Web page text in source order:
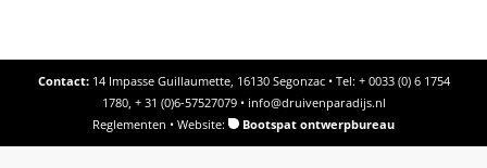
Contact:14 Impasse Guillaumette, 16130 Segonzac • Tel: + 0033 (0) 6 1754
1780, + 31 (0)6-57527079 • info@druivenparadijs.nl
Reglementen • Website: Bootspat ontwerpbureau